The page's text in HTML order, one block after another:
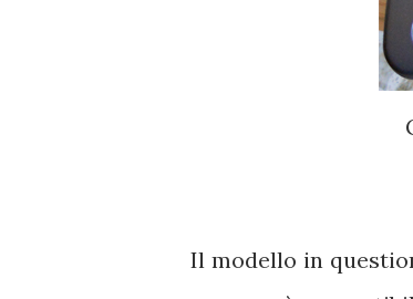
Il modello in